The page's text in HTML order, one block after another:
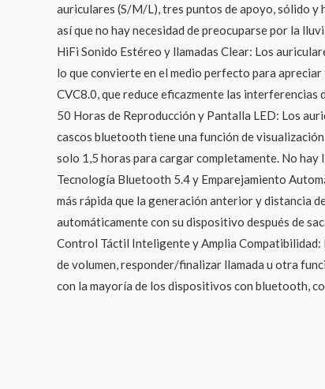
auriculares (S/M/L), tres puntos de apoyo, sólido
así que no hay necesidad de preocuparse por la
HiFi Sonido Estéreo y llamadas Clear: Los
lo que convierte en el medio perfecto para
CVC8.0, que reduce eficazmente las interferencias
50 Horas de Reproducción y Pantalla LED: Los
cascos bluetooth tiene una función de
solo 1,5 horas para cargar completamente. No
Tecnología Bluetooth 5.4 y Emparejamiento
más rápida que la generación anterior y distancia
automáticamente con su dispositivo después de
Control Táctil Inteligente y Amplia
de volumen, responder/finalizar llamada u otra
con la mayoría de los dispositivos con bluetooth,